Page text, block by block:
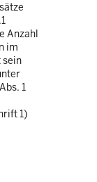
Anzahl
im
sein
1
1)